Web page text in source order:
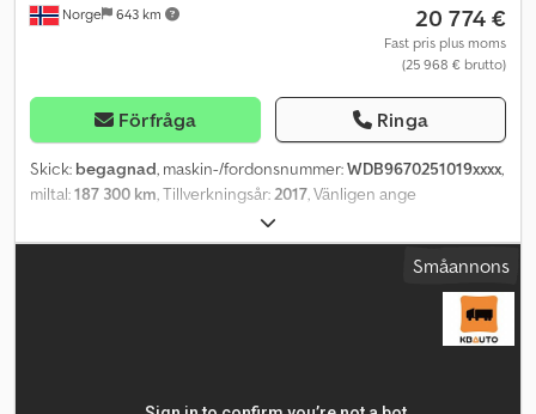
Norge 643 km 20 774 €
Fast pris plus moms
(25 968 € brutto)
Förfråga Ringa
Skick: begagnad, maskin-/fordonsnummer:WDB9670251019xxxx,
miltal:187 300 km, Tillverkningsår:2017, Vänligen ange
referensnummer vid förfrågan: 22268 Specifikationer: Modell 2017
EU-godkänd till: 2026-04-23 187 215 km Euro 6 4x2 238 hk Däck (se
bilder) Automat 2 kammare Viktsystem AC/Klimatanläggning Radio
Ljus Video Backkamera Omgående leverans möjlig Beskrivning: Vi
Fordonet används dagligen, så miltalet kan öka något. Allt ska
Småannons